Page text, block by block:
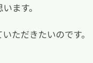
ます。
ただきたいのです。